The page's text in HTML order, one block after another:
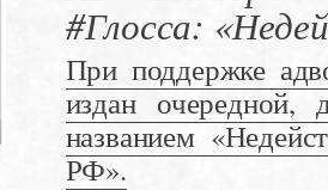
#Глосса:
При поддержке
издан очередной,
названием
РФ».